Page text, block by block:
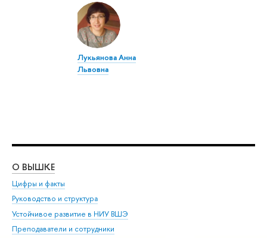
Лукьянова Анна
Львовна
О ВЫШКЕ
Цифры и факты
Руководство и структура
Устойчивое развитие в НИУ ВШЭ
Преподаватели и сотрудники